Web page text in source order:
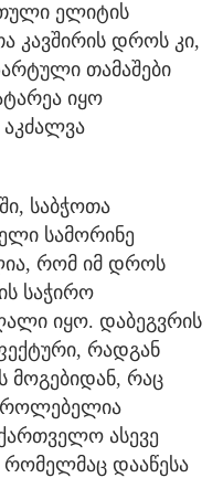
ელიტის
კავშირის დროს კი,
თამაშები
იყო
აკძალვა
საბჭოთა
სამორინე
რომ იმ დროს
საჭირო
იყო. დაბეგვრის
რადგან
მოგებიდან, რაც
ასევე
დააწესა